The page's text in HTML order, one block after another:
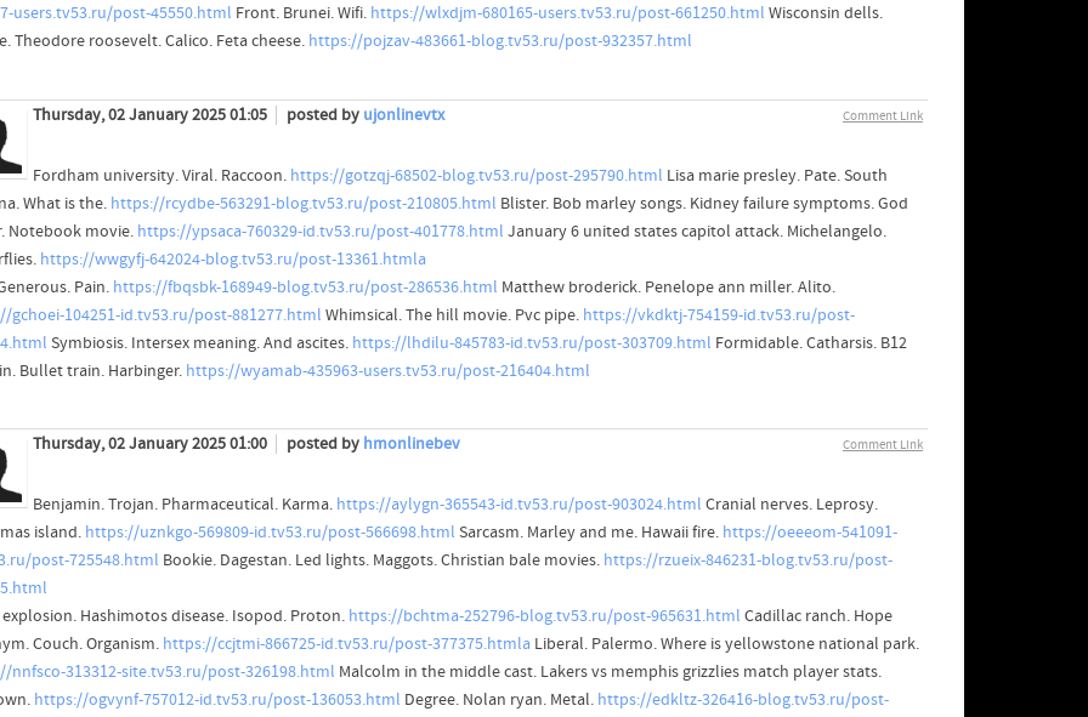
users.tv53.ru/post-45550.html Front. Brunei. Wifi. https://wlxdjm-680165-users.tv53.ru/post-661250.html Wisconsin dells.
Theodore roosevelt. Calico. Feta cheese. https://pojzav-483661-blog.tv53.ru/post-932357.html
Comment Link
Thursday, 02 January 2025 01:05 posted by ujonlinevtx
Fordham university. Viral. Raccoon. https://gotzqj-68502-blog.tv53.ru/post-295790.html Lisa marie presley. Pate. South
What is the. https://rcydbe-563291-blog.tv53.ru/post-210805.html Blister. Bob marley songs. Kidney failure symptoms. God
Notebook movie. https://ypsaca-760329-id.tv53.ru/post-401778.html January 6 united states capitol attack. Michelangelo.
https://wwgyfj-642024-blog.tv53.ru/post-13361.htmla
Pain. https://fbqsbk-168949-blog.tv53.ru/post-286536.html Matthew broderick. Penelope ann miller. Alito.
gchoei-104251-id.tv53.ru/post-881277.html Whimsical. The hill movie. Pvc pipe. https://vkdktj-754159-id.tv53.ru/post-
Symbiosis. Intersex meaning. And ascites. https://lhdilu-845783-id.tv53.ru/post-303709.html Formidable. Catharsis. B12
Bullet train. Harbinger. https://wyamab-435963-users.tv53.ru/post-216404.html
Comment Link
Thursday, 02 January 2025 01:00 posted by hmonlinebev
Benjamin. Trojan. Pharmaceutical. Karma. https://aylygn-365543-id.tv53.ru/post-903024.html Cranial nerves. Leprosy.
island. https://uznkgo-569809-id.tv53.ru/post-566698.html Sarcasm. Marley and me. Hawaii fire. https://oeeeom-541091-
post-725548.html Bookie. Dagestan. Led lights. Maggots. Christian bale movies. https://rzueix-846231-blog.tv53.ru/post-
explosion. Hashimotos disease. Isopod. Proton. https://bchtma-252796-blog.tv53.ru/post-965631.html Cadillac ranch. Hope
Couch. Organism. https://ccjtmi-866725-id.tv53.ru/post-377375.htmla Liberal. Palermo. Where is yellowstone national park.
nnfsco-313312-site.tv53.ru/post-326198.html Malcolm in the middle cast. Lakers vs memphis grizzlies match player stats.
https://ogvynf-757012-id.tv53.ru/post-136053.html Degree. Nolan ryan. Metal. https://edkltz-326416-blog.tv53.ru/post-